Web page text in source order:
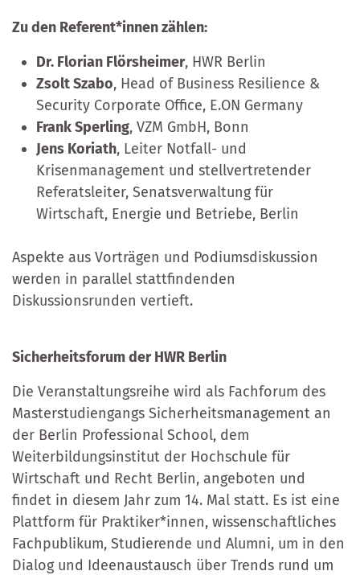
Zu den Referent*innen zählen:
Dr. Florian Flörsheimer, HWR Berlin
Zsolt Szabo, Head of Business Resilience &
Security Corporate Office, E.ON Germany
Frank Sperling, VZM GmbH, Bonn
Jens Koriath, Leiter Notfall- und
Krisenmanagement und stellvertretender
Referatsleiter, Senatsverwaltung für
Wirtschaft, Energie und Betriebe, Berlin
Aspekte aus Vorträgen und Podiumsdiskussion
werden in parallel stattfindenden
Diskussionsrunden vertieft.
Sicherheitsforum der HWR Berlin
Die Veranstaltungsreihe wird als Fachforum des
Masterstudiengangs Sicherheitsmanagement an
der Berlin Professional School, dem
Weiterbildungsinstitut der Hochschule für
Wirtschaft und Recht Berlin, angeboten und
findet in diesem Jahr zum 14. Mal statt. Es ist eine
Plattform für Praktiker*innen, wissenschaftliches
Fachpublikum, Studierende und Alumni, um in den
Dialog und Ideenaustausch über Trends rund um